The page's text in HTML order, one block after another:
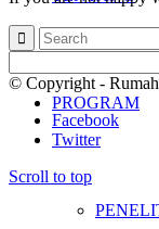
PROGRAM
© Copyright -
Facebook
Twitter
Scroll to top